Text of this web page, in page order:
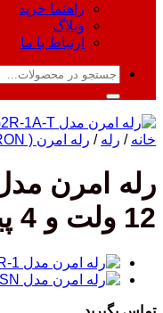
راهنما خرید
وبلاگ
ارتباط با ما
جستجو
خانه / رله / رله امرن ( OMRON )
12 ولت و 4 پین